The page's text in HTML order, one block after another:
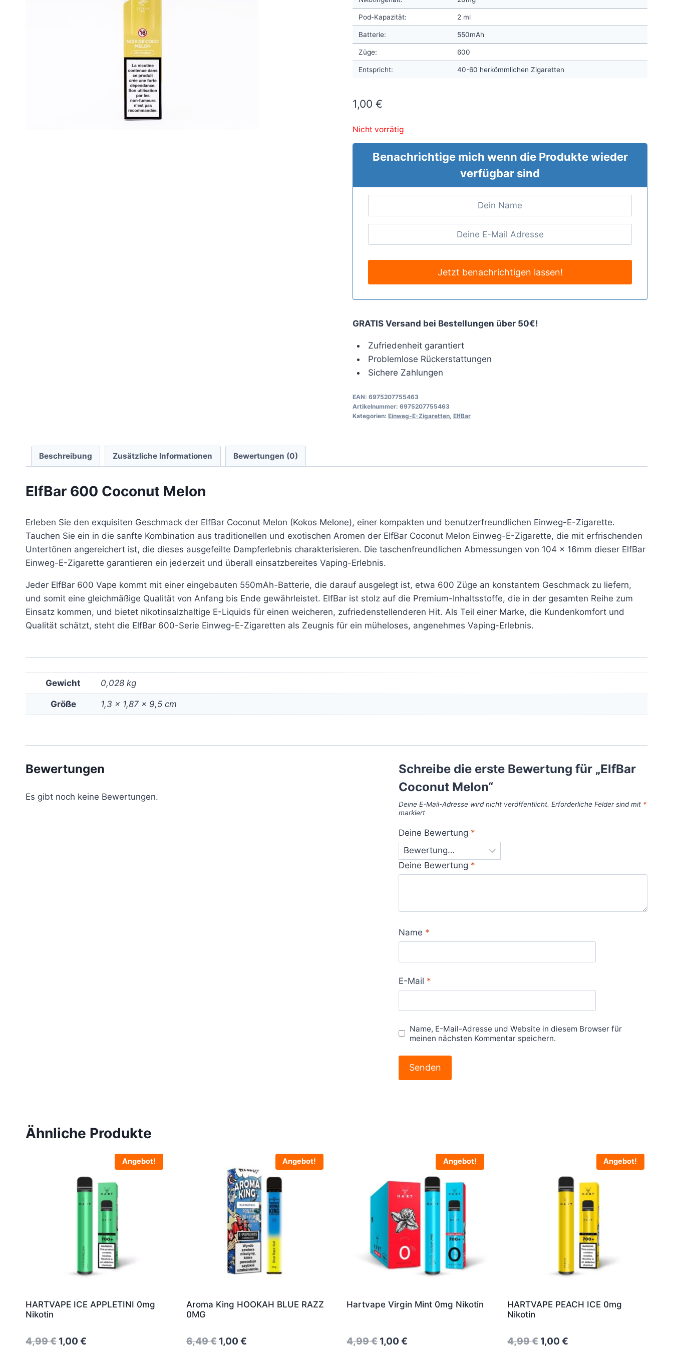
Pod-Kapazität: 2 ml
Batterie: 550mAh
Züge: 600
Entspricht: 40-60 herkömmlichen Zigaretten
1,00 €
Nicht vorrätig
Benachrichtige mich wenn die Produkte wieder
verfügbar sind
GRATIS Versand bei Bestellungen über 50€!
Zufriedenheit garantiert
Problemlose Rückerstattungen
Sichere Zahlungen
EAN: 6975207755463
Artikelnummer: 6975207755463
Kategorien: Einweg-E-Zigaretten, ElfBar
Beschreibung Zusätzliche Informationen Bewertungen (0)
ElfBar 600 Coconut Melon
Erleben Sie den exquisiten Geschmack der ElfBar Coconut Melon (Kokos Melone), einer kompakten und benutzerfreundlichen Einweg-E-Zigarette.
Tauchen Sie ein in die sanfte Kombination aus traditionellen und exotischen Aromen der ElfBar Coconut Melon Einweg-E-Zigarette, die mit erfrischenden
Untertönen angereichert ist, die dieses ausgefeilte Dampferlebnis charakterisieren. Die taschenfreundlichen Abmessungen von 104 x 16mm dieser ElfBar
Einweg-E-Zigarette garantieren ein jederzeit und überall einsatzbereites Vaping-Erlebnis.
Jeder ElfBar 600 Vape kommt mit einer eingebauten 550mAh-Batterie, die darauf ausgelegt ist, etwa 600 Züge an konstantem Geschmack zu liefern,
und somit eine gleichmäßige Qualität von Anfang bis Ende gewährleistet. ElfBar ist stolz auf die Premium-Inhaltsstoffe, die in der gesamten Reihe zum
Einsatz kommen, und bietet nikotinsalzhaltige E-Liquids für einen weicheren, zufriedenstellenderen Hit. Als Teil einer Marke, die Kundenkomfort und
Qualität schätzt, steht die ElfBar 600-Serie Einweg-E-Zigaretten als Zeugnis für ein müheloses, angenehmes Vaping-Erlebnis.
Gewicht 0,028 kg
Größe 1,3 × 1,87 × 9,5 cm
Bewertungen
Es gibt noch keine Bewertungen.
Schreibe die erste Bewertung für „ElfBar
Coconut Melon“
Deine E-Mail-Adresse wird nicht veröffentlicht. Erforderliche Felder sind mit *
markiert
Deine Bewertung *
Deine Bewertung *
Name *
E-Mail *
Name, E-Mail-Adresse und Website in diesem Browser für
meinen nächsten Kommentar speichern.
Ähnliche Produkte
Angebot!
HARTVAPE ICE APPLETINI 0mg
Nikotin
4,99€ Original
1,00 €
Angebot!
Aroma King HOOKAH BLUE RAZZ
0MG
6,49€ Original
1,00 €Current
Angebot!
Hartvape Virgin Mint 0mg Nikotin
4,99€ Original
1,00 €
Angebot!
HARTVAPE PEACH ICE 0mg
Nikotin
4,99€ Original
1,00 €Current